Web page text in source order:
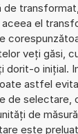
de
el
veți găsi,
dorit-o inițial.
astfel
de selectare,
de
este